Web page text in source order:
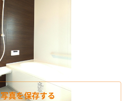
写真を保存する